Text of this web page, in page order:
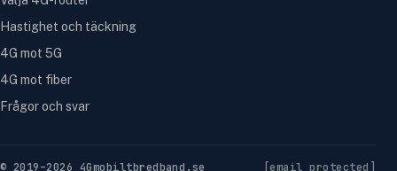
Hastighet och täckning
4G mot 5G
4G mot fiber
Frågor och svar
© 2019–2026 4Gmobiltbredband.se [email protected]